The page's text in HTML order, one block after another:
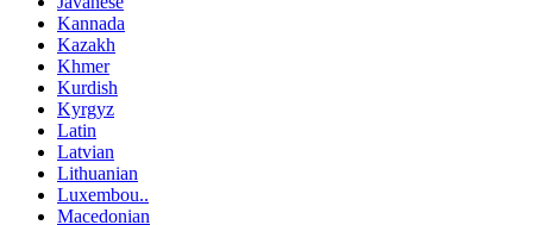
Kannada
Kazakh
Khmer
Kurdish
Kyrgyz
Latin
Latvian
Lithuanian
Luxembou..
Macedonian